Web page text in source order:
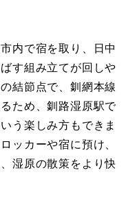
内で宿を取り、日中
す組み立てが回しや
結節点で、釧網本線
ため、釧路湿原駅で
う楽しみ方もできま
ッカーや宿に預け、
湿原の散策をより快